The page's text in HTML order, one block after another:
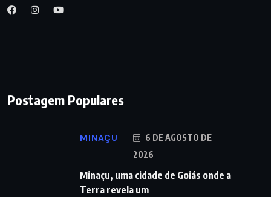
Postagem Populares
MINAÇU
6 DE AGOSTO DE
2026
Minaçu, uma cidade de Goiás onde a
Terra revela um